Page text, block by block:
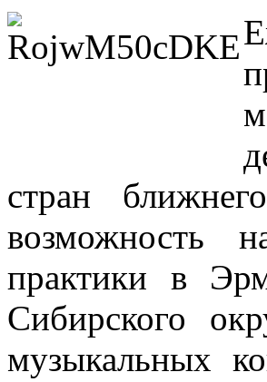
стран
возможность
практики в
Сибирского
музыкальных